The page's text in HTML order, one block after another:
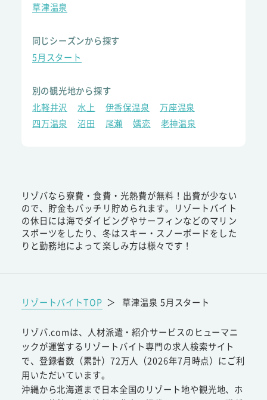
草津温泉
同じシーズンから探す
5月スタート
別の観光地から探す
北軽井沢
水上 伊香保温泉
万座温泉
四万温泉
沼田 尾瀬 嬬恋 老神温泉
リゾバなら寮費・食費・光熱費が無料！出費が少ない
ので、貯金もバッチリ貯められます。リゾートバイト
の休日には海でダイビングやサーフィンなどのマリン
スポーツをしたり、冬はスキー・スノーボードをした
りと勤務地によって楽しみ方は様々です！
リゾートバイトTOP ＞ 草津温泉 5月スタート
リゾバ.comは、人材派遣・紹介サービスのヒューマニ
ックが運営するリゾートバイト専門の求人検索サイト
で、登録者数（累計）72万人（2026年7月時点）にご利
用いただいています。
沖縄から北海道まで日本全国のリゾート地や観光地、ホ